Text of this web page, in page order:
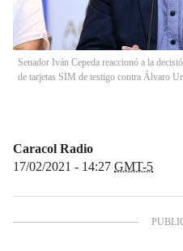
Senador Iván Cepeda reaccionó a la
de tarjetas SIM de testigo contra Álvaro
Caracol Radio
17/02/2021 - 14:27 GMT-5